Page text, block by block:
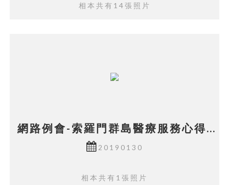
相本共有14張照片
網路例會-索羅門群島醫療服務心得-
林宜鴻醫師
20190130
相本共有1張照片